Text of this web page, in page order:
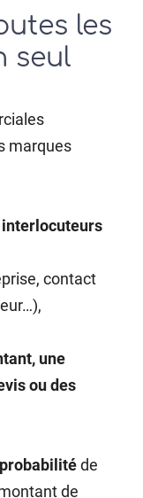
les
seul
marques
interlocuteurs
contact
une
ou des
probabilitéde
de